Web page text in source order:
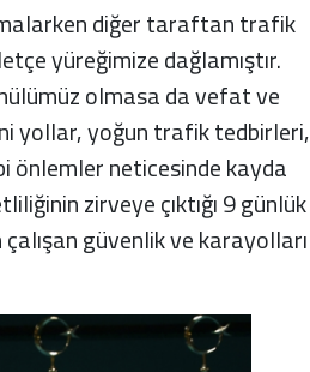
diğer taraftan trafik
yüreğimize dağlamıştır.
olmasa da vefat ve
yollar, yoğun trafik tedbirleri,
önlemler neticesinde kayda
zirveye çıktığı 9 günlük
güvenlik ve karayolları